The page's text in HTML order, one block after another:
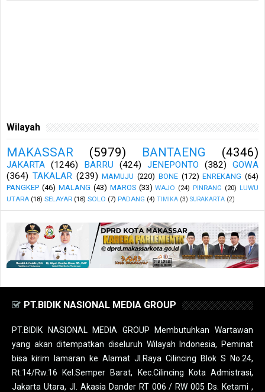
Wilayah
MAKASSAR (5979) BANTAENG (4346)
JAKARTA (1246) BARRU (424) JENEPONTO (382)
GOWA
(364) TAKALAR (239) MAMUJU (220) BONE (172) ENREKANG (64)
PANGKEP (46) MALANG (43) MAROS (33) WAJO (24) PINRANG (20) LUWU
UTARA (18) SELAYAR (18) SOLO (7) PADANG (4) TIMIKA (3) SURAKARTA (2)
PT.BIDIK NASIONAL MEDIA GROUP
PT.BIDIK NASIONAL MEDIA GROUP Membutuhkan Wartawan
yang akan ditempatkan diseluruh Wilayah Indonesia, Peminat
bisa kirim lamaran ke Alamat Jl.Raya Cilincing Blok S No.24,
Rt.14/Rw.16 Kel.Semper Barat, Kec.Cilincing Kota Admistrasi,
Jakarta Utara, Jl. Akasia Dander RT 006 / RW 005 Ds. Ketami ,